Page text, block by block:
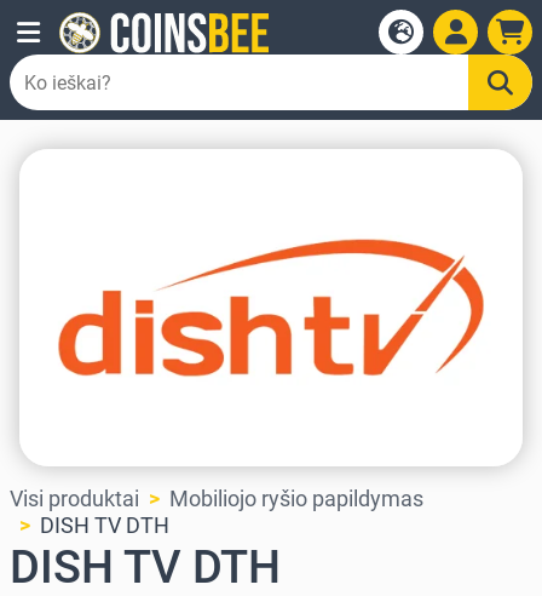
Visi produktai
Mobiliojo ryšio papildymas
DISH TV DTH
DISH TV DTH